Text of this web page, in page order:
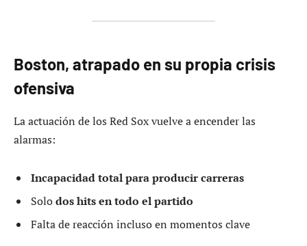
Boston, atrapado en su propia crisis
ofensiva
La actuación de los Red Sox vuelve a encender las
alarmas:
Incapacidad total para producir carreras
Solodos hits en todo el partido
Falta de reacción incluso en momentos clave